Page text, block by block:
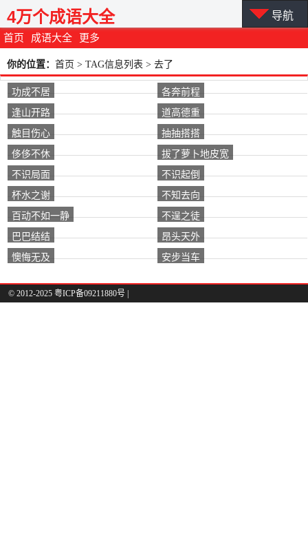
首页 成语大全 更多
4万个成语大全 导航
你的位置： 首页 > TAG信息列表 > 去了
功成不居
各奔前程
逢山开路
道高德重
触目伤心
抽抽搭搭
侈侈不休
拔了萝卜地皮宽
不识局面
不识起倒
杯水之谢
不知去向
百动不如一静
不逞之徒
巴巴结结
昂头天外
懊悔无及
安步当车
© 2012-2025 粤ICP备09211880号 |